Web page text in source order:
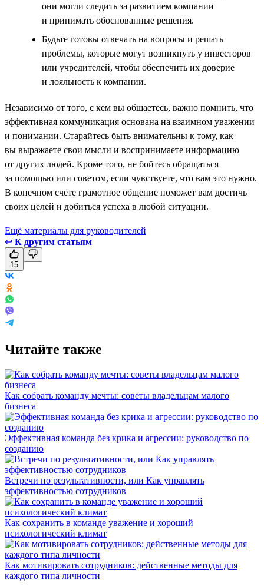
они могли следить за развитием компании
и принимать обоснованные решения.
Будьте готовы отвечать на вопросы и решать
проблемы, которые могут возникнуть у инвесторов
или учредителей, чтобы обеспечить их доверие
и лояльность к компании.
Независимо от того, с кем вы общаетесь, важно помнить, что
эффективная коммуникация основана на взаимном уважении
и понимании. Старайтесь быть внимательны к тому, как
вы выражаете свои мысли и воспринимаете информацию
от других людей. Кроме того, не бойтесь обращаться
за помощью или советом, если чувствуете, что вам это нужно.
В конечном счёте грамотное общение поможет вам достичь
своих целей и добиться успеха в любой ситуации.
Ещё материалы для руководителей
↩ К другим статьям
15
Читайте также
Как собрать команду мечты: советы владельцам малого
бизнеса
Эффективная команда без крика и агрессии: руководство по
созданию
Встречи по результативности, или Как управлять
эффективностью сотрудников
Как сохранить в команде уважение и хороший
психологический климат
Как мотивировать сотрудников: действенные методы для
каждого типа личности